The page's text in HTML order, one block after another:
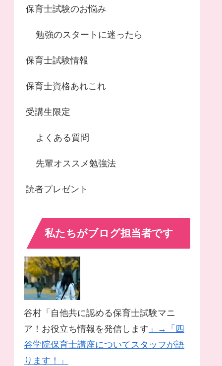
保育士試験のお悩み
勉強のスタートに迷ったら
保育士試験情報
保育士資格あれこれ
受講生限定
よくある質問
先輩オススメ勉強法
読者プレゼント
私たちがブログ担当者です
谷村「自他共に認める保育士試験マニ
ア！お役立ち情報を発信します 」→「四
谷学院保育士講座についてスタッフが語
ります！」